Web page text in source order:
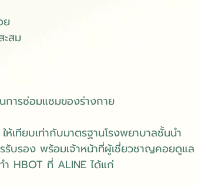
ย
สม
การซ่อมแซมของร่างกาย
เทียบเท่ากับมาตรฐานโรงพยาบาลชั้นนำ
รับรอง พร้อมเจ้าหน้าที่ผู้เชี่ยวชาญคอยดูแล
HBOT ที่ ALINE ได้แก่